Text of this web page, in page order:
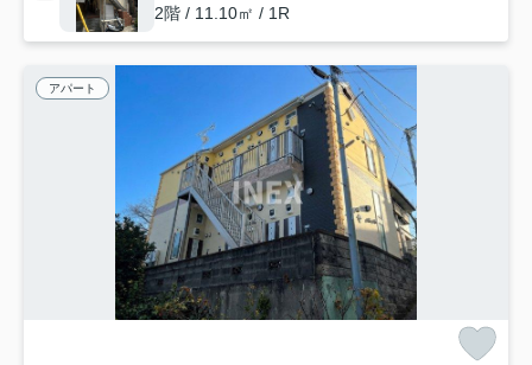
2階 / 11.10㎡ / 1R
アパート